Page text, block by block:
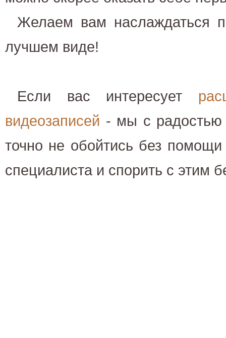
Желаем вам наслаждаться
лучшем виде!
Если вас интересует
видеозаписей - мы с
точно не обойтись без
специалиста и спорить с этим